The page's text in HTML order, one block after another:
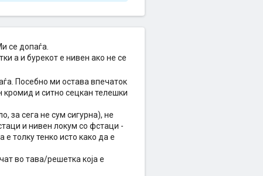
се допаѓа.
а и бурекот е нивен ако не се
Посебно ми остава впечаток
и ситно сецкан телешки
за сега не сум сигурна), не
и нивен локум со фстаци -
е толку тенко исто како да е
во тава/решетка која е